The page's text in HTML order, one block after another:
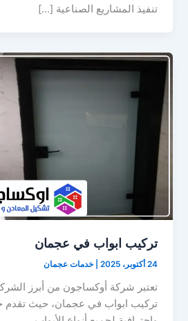
تنفيذ المشاريع الصناعية […]
تركيب ابواب في عجمان
24 أكتوبر، 2025 |خدمات عجمان
تعتبر شركة أوكساجون من أبرز
تركيب ابواب في عجمان، حيث تقدم